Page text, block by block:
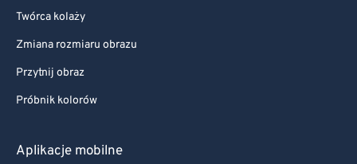
Twórca kolaży
Zmiana rozmiaru obrazu
Przytnij obraz
Próbnik kolorów
Aplikacje mobilne